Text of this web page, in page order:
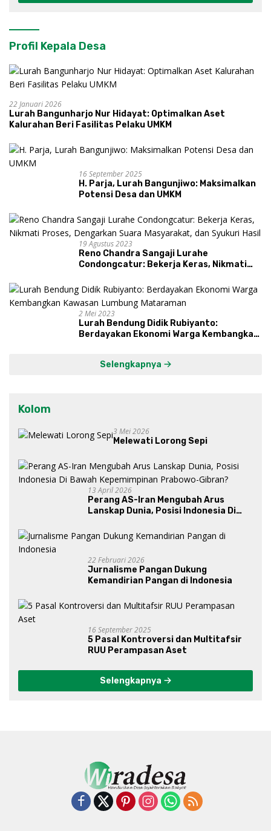
Profil Kepala Desa
22 Januari 2026
Lurah Bangunharjo Nur Hidayat: Optimalkan Aset
Kalurahan Beri Fasilitas Pelaku UMKM
16 September 2025
H. Parja, Lurah Bangunjiwo: Maksimalkan
Potensi Desa dan UMKM
19 Agustus 2023
Reno Chandra Sangaji Lurahe
Condongcatur: Bekerja Keras, Nikmati
dan Syukuri Hasil
2 Mei 2023
Lurah Bendung Didik Rubiyanto:
Berdayakan Ekonomi Warga Kembangkan
Selengkapnya
Kolom
3 Mei 2026
Melewati Lorong Sepi
13 April 2026
Perang AS-Iran Mengubah Arus
Lanskap Dunia, Posisi Indonesia Di
Gibran?
22 Februari 2026
Jurnalisme Pangan Dukung
Kemandirian Pangan di Indonesia
16 September 2025
5 Pasal Kontroversi dan Multitafsir
RUU Perampasan Aset
Selengkapnya